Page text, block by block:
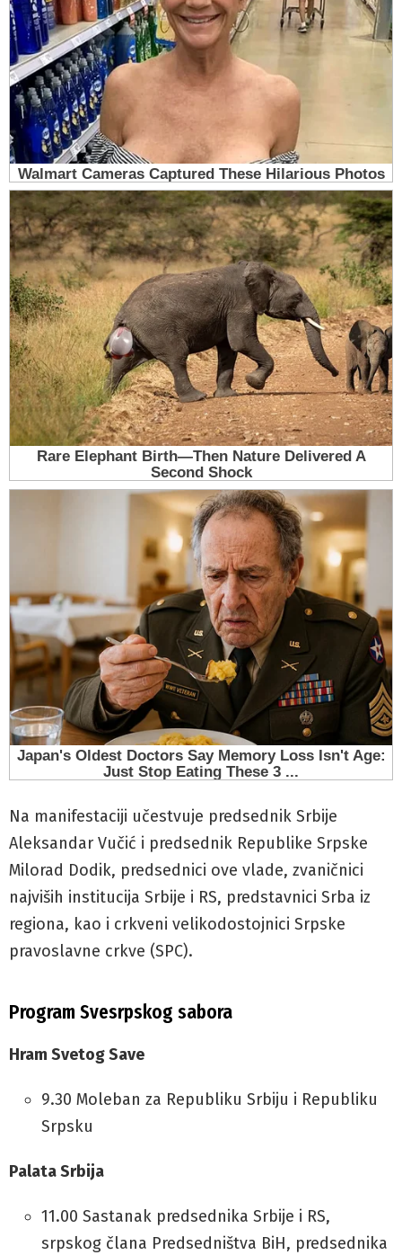
Na manifestaciji učestvuje predsednik Srbije
Aleksandar Vučić i predsednik Republike Srpske
Milorad Dodik, predsednici ove vlade, zvaničnici
najviših institucija Srbije i RS, predstavnici Srba iz
regiona, kao i crkveni velikodostojnici Srpske
pravoslavne crkve (SPC).
Program Svesrpskog sabora
Hram Svetog Save
9.30 Moleban za Republiku Srbiju i Republiku
Srpsku
Palata Srbija
11.00 Sastanak predsednika Srbije i RS,
srpskog člana Predsedništva BiH, predsednika